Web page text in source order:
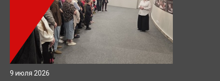
9 июля 2026